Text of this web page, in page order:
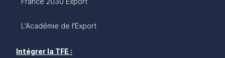
L'Académie de l'Export
Intégrer la TFE :